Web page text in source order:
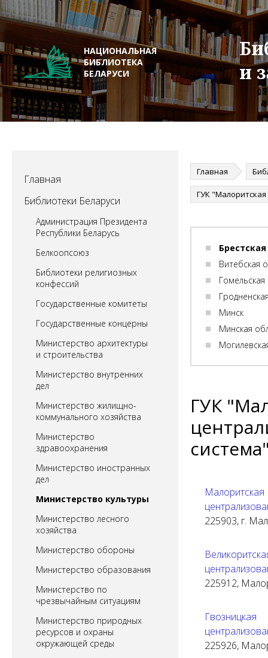
НАЦИОНАЛЬНАЯ
БИБЛИОТЕКА
БЕЛАРУСИ
и
Главная
Библиотеки Беларуси
Администрация Президента
Республики Беларусь
Белкоопсоюз
Библиотеки религиозных
конфессий
Государственные комитеты
Государственные концерны
Министерство архитектуры
и строительства
Министерство внутренних
дел
Министерство жилищно-
коммунального хозяйства
Министерство
здравоохранения
Министерство иностранных
дел
Министерство культуры
Министерство лесного
хозяйства
Министерство обороны
Министерство образования
Министерство по
чрезвычайным ситуациям
Министерство природных
ресурсов и охраны
окружающей среды
Главная
Витебская
Минск
Минская
ГУК
225903, г.
225912,
225926,